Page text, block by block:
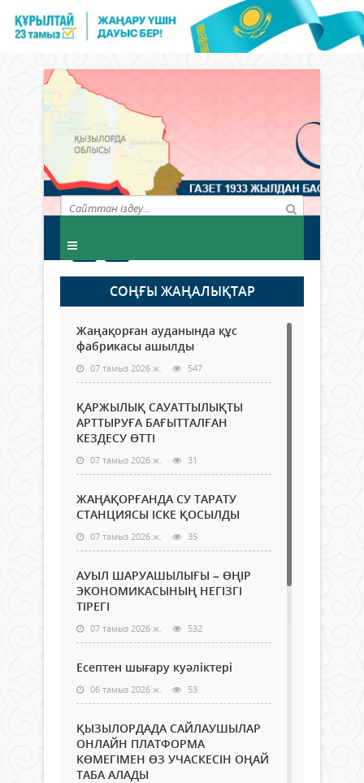
СОҢҒЫ ЖАҢАЛЫҚТАР
Жаңақорған ауданында құс
фабрикасы ашылды
07 тамыз 2026 ж. 547
ҚАРЖЫЛЫҚ САУАТТЫЛЫҚТЫ
АРТТЫРУҒА БАҒЫТТАЛҒАН
КЕЗДЕСУ ӨТТІ
07 тамыз 2026 ж. 31
ЖАҢАҚОРҒАНДА СУ ТАРАТУ
СТАНЦИЯСЫ ІСКЕ ҚОСЫЛДЫ
07 тамыз 2026 ж. 35
АУЫЛ ШАРУАШЫЛЫҒЫ – ӨҢІР
ЭКОНОМИКАСЫНЫҢ НЕГІЗГІ
ТІРЕГІ
07 тамыз 2026 ж. 532
Есептен шығару куәліктері
06 тамыз 2026 ж. 53
ҚЫЗЫЛОРДАДА САЙЛАУШЫЛАР
ОНЛАЙН ПЛАТФОРМА
КӨМЕГІМЕН ӨЗ УЧАСКЕСІН ОҢАЙ
ТАБА АЛАДЫ